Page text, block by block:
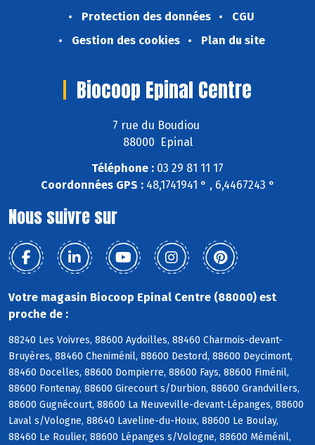
Protection des données
CGU
Gestion des cookies
Plan du site
Biocoop Epinal Centre
7 rue du Boudiou
88000 Epinal
Téléphone : 03 29 81 11 17
Coordonnées GPS :48,1741941 ° , 6,4467243 °
Nous suivre sur
Votre magasin Biocoop Epinal Centre (88000) est
proche de :
88240 Les Voivres, 88600 Aydoilles, 88460 Charmois-devant-
Bruyères, 88460 Cheniménil, 88600 Destord, 88600 Deycimont,
88460 Docelles, 88600 Dompierre, 88600 Fays, 88600 Fiménil,
88600 Fontenay, 88600 Girecourt s/Durbion, 88600 Grandvillers,
88600 Gugnécourt, 88600 La Neuveville-devant-Lépanges, 88600
Laval s/Vologne, 88640 Laveline-du-Houx, 88600 Le Boulay,
88460 Le Roulier, 88600 Lépanges s/Vologne, 88600 Méménil,